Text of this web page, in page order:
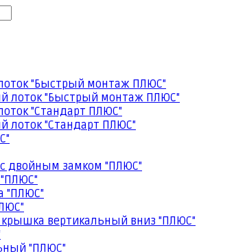
"Быстрый монтаж ПЛЮС"
лоток "Быстрый монтаж ПЛЮС"
"Стандарт ПЛЮС"
лоток "Стандарт ПЛЮС"
двойным замком "ПЛЮС"
"ПЛЮС"
крышка вертикальный вниз "ПЛЮС"
"ПЛЮС"